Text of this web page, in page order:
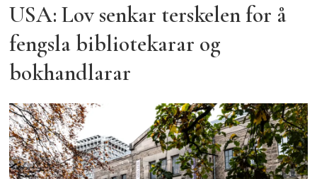
USA: Lov senkar terskelen for å
fengsla bibliotekarar og
bokhandlarar